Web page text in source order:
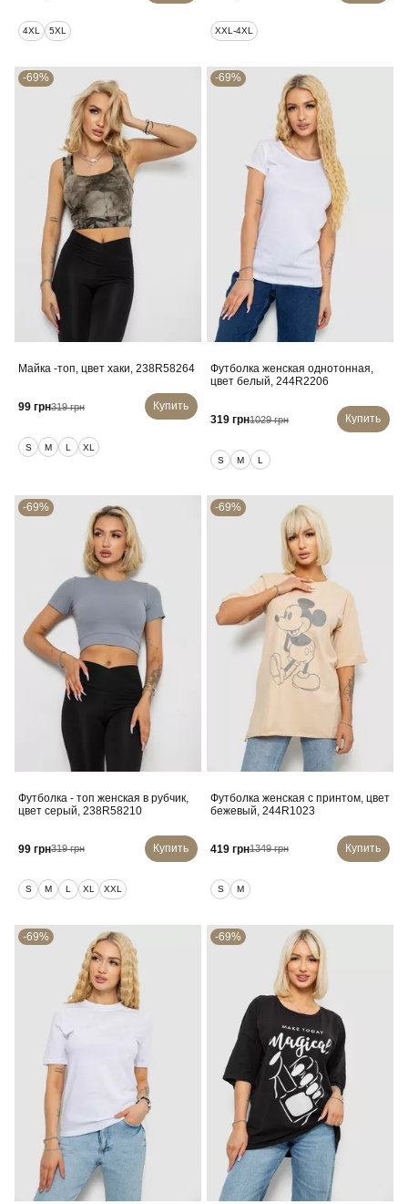
4XL 5XL XXL-4XL
-69%
Майка -топ, цвет хаки, 238R58264
99 грн319 грн Купить
S M L XL
-69%
Футболка женская однотонная,
цвет белый, 244R2206
319 грн1029 грн Купить
S M L
-69%
Футболка - топ женская в рубчик,
цвет серый, 238R58210
99 грн319 грн Купить
S M L XL XXL
-69%
Футболка женская с принтом, цвет
бежевый, 244R1023
419 грн1349 грн Купить
S M
-69% -69%